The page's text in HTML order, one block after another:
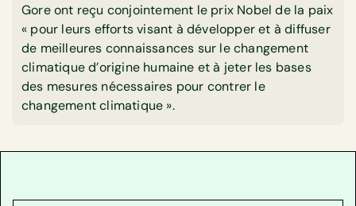
Gore ont reçu conjointement le prix Nobel de la paix
« pour leurs efforts visant à développer et à diffuser
de meilleures connaissances sur le changement
climatique d’origine humaine et à jeter les bases
des mesures nécessaires pour contrer le
changement climatique ».